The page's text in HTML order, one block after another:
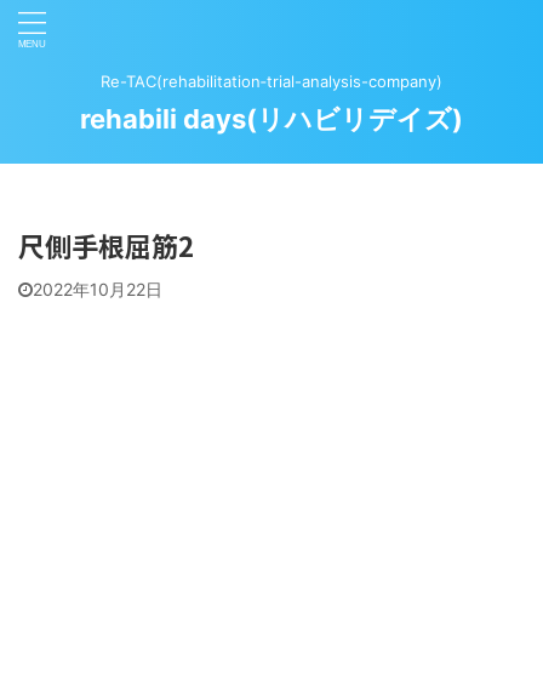
Re-TAC(rehabilitation‐trial-analysis-company)
rehabili days(リハビリデイズ)
尺側手根屈筋2
2022年10月22日